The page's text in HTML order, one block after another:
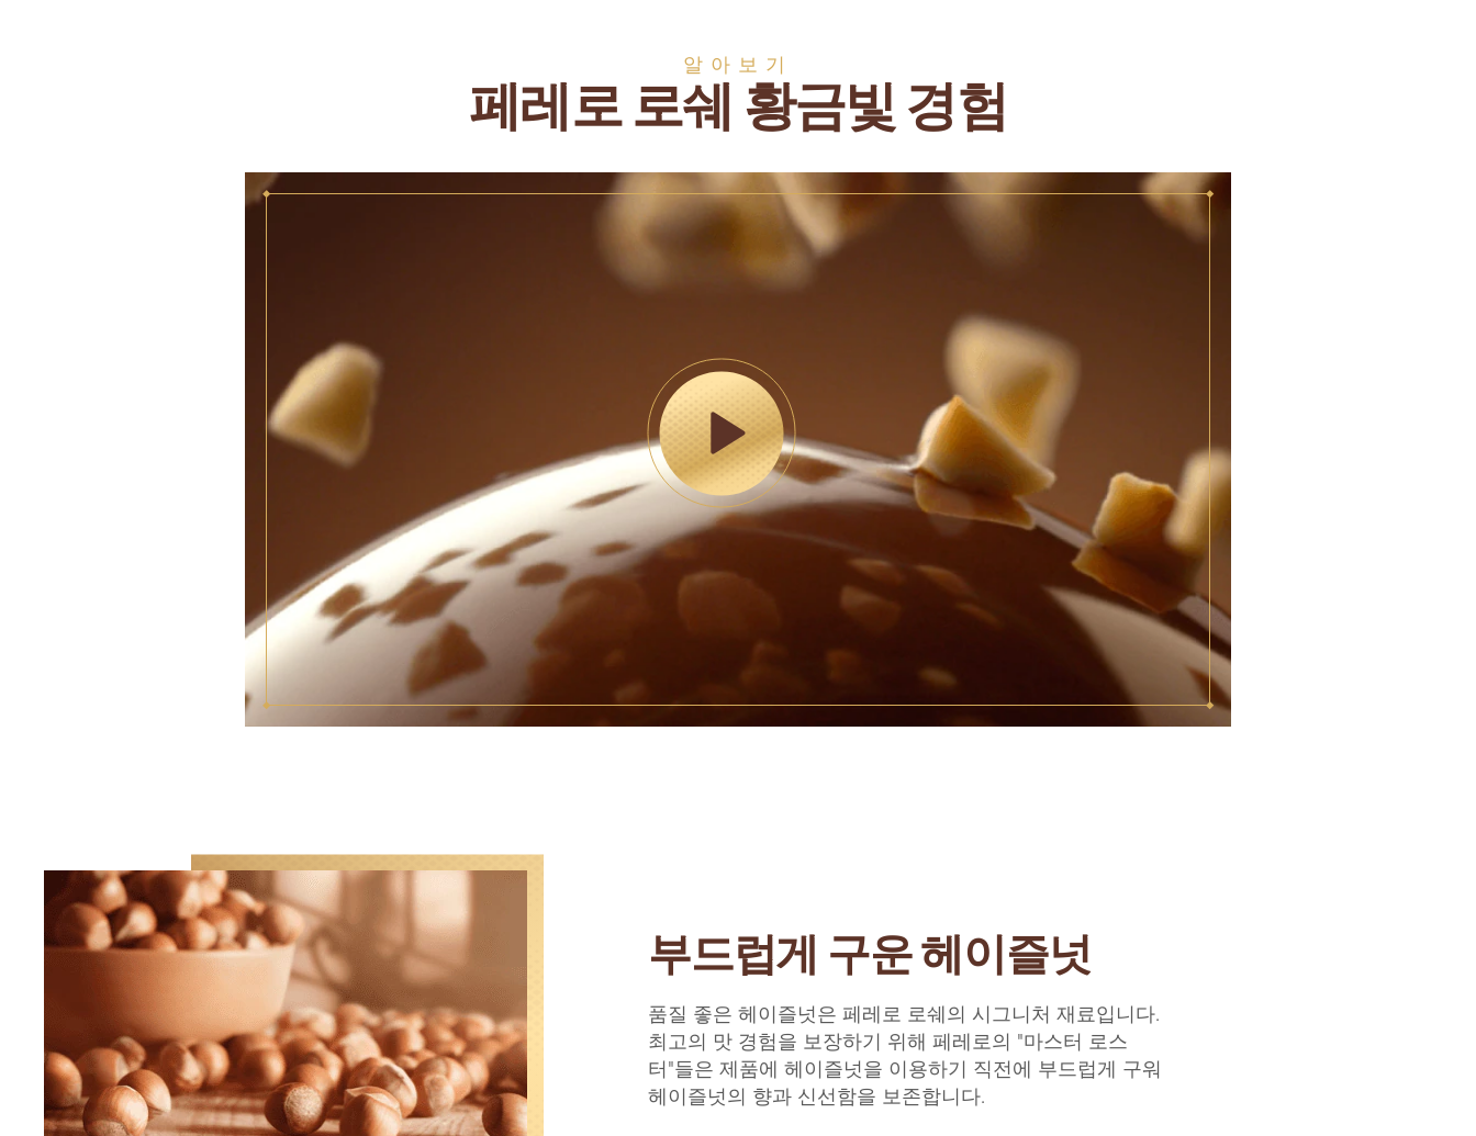
알아보기
페레로 로쉐 황금빛 경험
부드럽게 구운 헤이즐넛
품질 좋은 헤이즐넛은 페레로 로쉐의 시그니처 재료입니다.
최고의 맛 경험을 보장하기 위해 페레로의 "마스터 로스
터"들은 제품에 헤이즐넛을 이용하기 직전에 부드럽게 구워
헤이즐넛의 향과 신선함을 보존합니다.